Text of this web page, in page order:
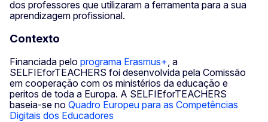
dos professores que utilizaram a ferramenta para a sua
aprendizagem profissional.
Contexto
Financiada pelo programa Erasmus+ , a
SELFIEforTEACHERS foi desenvolvida pela Comissão
em cooperação com os ministérios da educação e
peritos de toda a Europa. A SELFIEforTEACHERS
baseia-se no Quadro Europeu para as Competências
Digitais dos Educadores